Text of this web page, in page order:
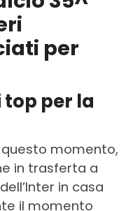
per
top per la
momento,
in trasferta a
in casa
il momento